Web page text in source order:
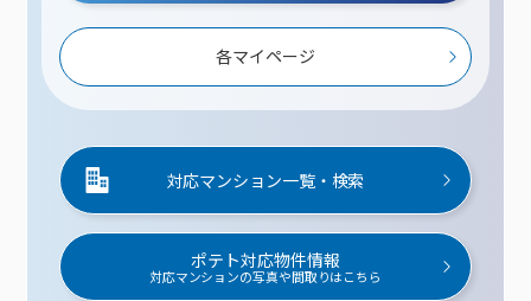
各マイページ
対応マンション一覧・検索
ポテト対応物件情報
対応マンションの写真や間取りはこちら